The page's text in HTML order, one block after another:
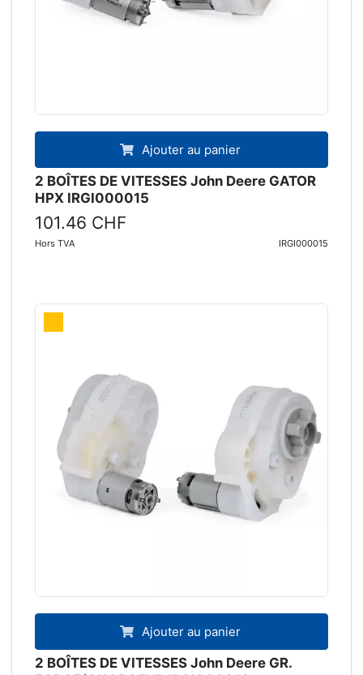
Ajouter au panier
2 BOÎTES DE VITESSES John Deere GATOR
HPX IRGI000015
101.46 CHF
Hors TVA IRGI000015
Ajouter au panier
2 BOÎTES DE VITESSES John Deere GR.